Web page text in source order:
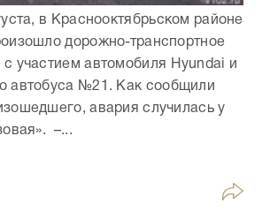
в Краснооктябрьском районе
дорожно-транспортное
участием автомобиля Hyundai и
автобуса №21. Как сообщили
авария случилась у
–...